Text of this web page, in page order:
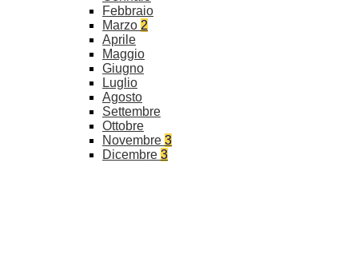
Febbraio
Marzo 2
Aprile
Maggio
Giugno
Luglio
Agosto
Settembre
Ottobre
Novembre 3
Dicembre 3